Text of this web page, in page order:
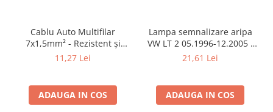
Cablu Auto Multifilar
7x1,5mm² - Rezistent și
Flexibil pentru Remorci 12V-
11,27 Lei
ADAUGA IN COS
Lampa semnalizare aripa
VW LT 2 05.1996-12.2005 ;
Mercedes Sprinter 1995-
Neoplan Euroliner,
Starliner,Centroliner,
21,61 Lei
ADAUGA IN COS